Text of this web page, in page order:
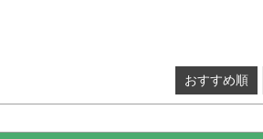
おすすめ順